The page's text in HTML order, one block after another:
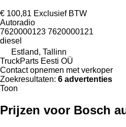
€ 100,81 Exclusief BTW
Autoradio
7620000123 7620000121
diesel
Estland, Tallinn
TruckParts Eesti OÜ
Contact opnemen met verkoper
Zoekresultaten: 6 advertenties
Toon
Prijzen voor Bosch